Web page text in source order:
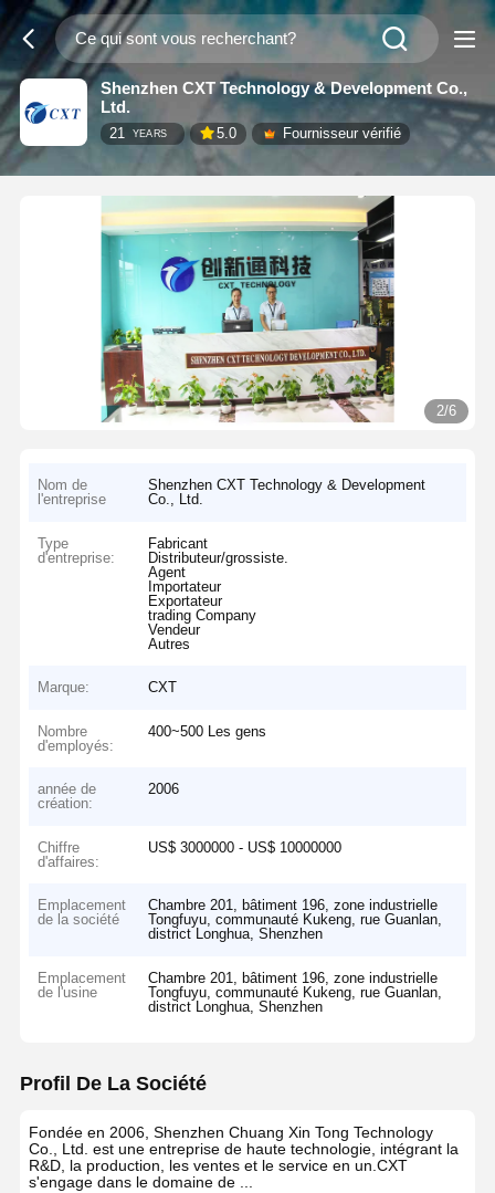
Shenzhen CXT Technology & Development Co.,
Ltd.
21 YEARS 5.0 Fournisseur vérifié
2/6
Nom de
l'entreprise
Shenzhen CXT Technology & Development
Co., Ltd.
Type
d'entreprise:
Fabricant
Distributeur/grossiste.
Agent
Importateur
Exportateur
trading Company
Vendeur
Autres
Marque: CXT
Nombre
d'employés:
400~500 Les gens
année de
création:
2006
Chiffre
d'affaires:
US$ 3000000 - US$ 10000000
Emplacement
de la société
Chambre 201, bâtiment 196, zone industrielle
Tongfuyu, communauté Kukeng, rue Guanlan,
district Longhua, Shenzhen
Emplacement
de l'usine
Chambre 201, bâtiment 196, zone industrielle
Tongfuyu, communauté Kukeng, rue Guanlan,
district Longhua, Shenzhen
Profil De La Société
Fondée en 2006, Shenzhen Chuang Xin Tong Technology
Co., Ltd. est une entreprise de haute technologie, intégrant la
R&D, la production, les ventes et le service en un.CXT
s'engage dans le domaine de ...